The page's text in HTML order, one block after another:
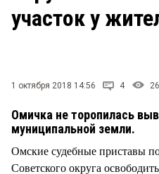
НОВОСТИ КОМПАНИЙ
участок у
1 октября 2018 14:56 4
Омичка не торопилась
муниципальной земли.
Омские судебные приставы
Советского округа